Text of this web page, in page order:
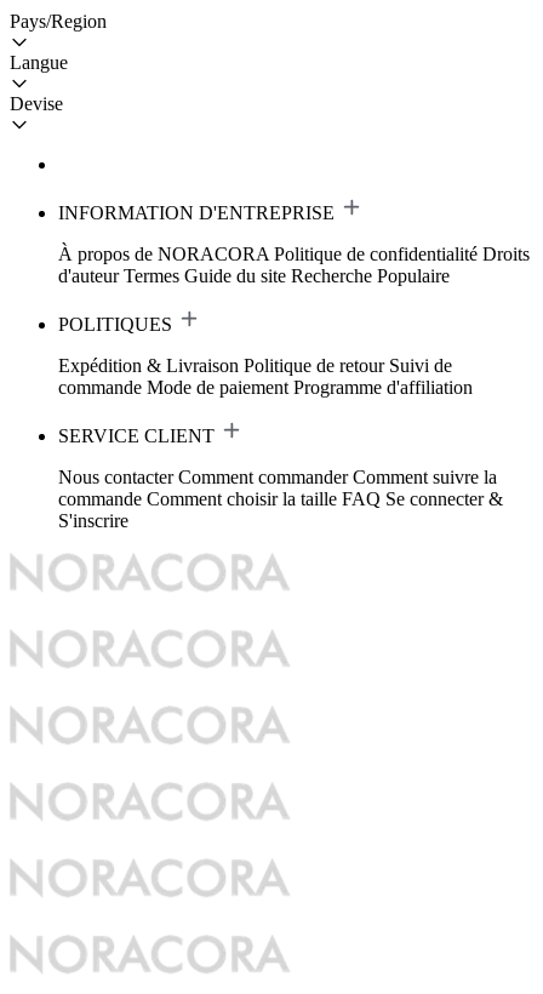
Pays/Region
Langue
Devise
INFORMATION D'ENTREPRISE
À propos de NORACORA Politique de confidentialité Droits
d'auteur Termes Guide du site Recherche Populaire
POLITIQUES
Expédition & Livraison Politique de retour Suivi de
commande Mode de paiement Programme d'affiliation
SERVICE CLIENT
Nous contacter Comment commander Comment suivre la
commande Comment choisir la taille FAQ Se connecter &
S'inscrire